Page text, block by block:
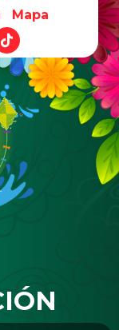
Mapa